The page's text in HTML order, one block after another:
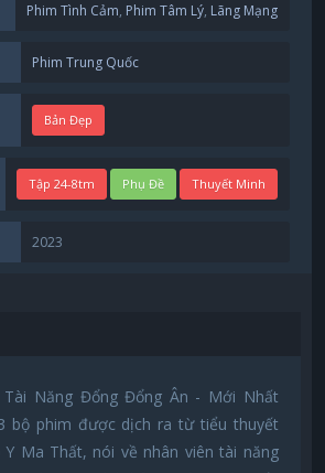
Phim Tình Cảm, Phim Tâm Lý, Lãng Mạng
Phim Trung Quốc
Bản Đẹp
Tập 24-8tm Phụ Đề Thuyết Minh
2023
Tài Năng Đổng Đổng Ân - Mới Nhất
bộ phim được dịch ra từ tiểu thuyết
Ma Thất, nói về nhân viên tài năng